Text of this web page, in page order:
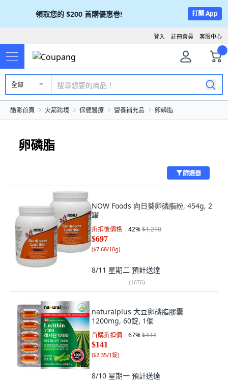
領取您的 $200 首購優惠卷! 打開 App
客服中心
註冊會員
登入
全部
酷澎首頁 火箭跨境 保健醫療 營養補充品 卵磷脂
卵磷脂
篩選器
NOW Foods 向日葵卵磷脂粉, 454g, 2
罐
折扣後價格 42%$1,210
$697
($7.68/10g)
8/11 星期二 預計送達
(1676)
naturalplus 大豆卵磷脂膠囊
1200mg, 60錠, 1個
首購折扣價 67%$434
$141
($2.35/1錠)
8/10 星期一 預計送達